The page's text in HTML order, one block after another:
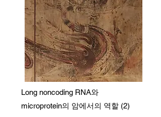
Long noncoding RNA와
microprotein의 암에서의 역할 (2)